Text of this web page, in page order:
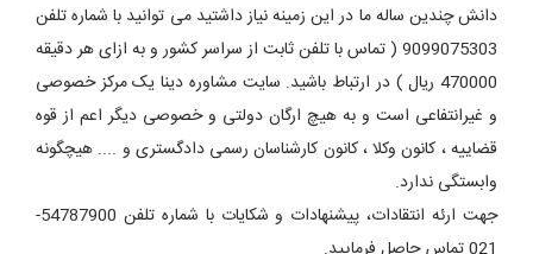
دانش چندین ساله ما در این زمینه نیاز داشتید می توانید با شماره تلفن
9099075303 ( تماس با تلفن ثابت از سراسر کشور و به ازای هر دقیقه
470000 ریال ) در ارتباط باشید. سایت مشاوره دینا یک مرکز خصوصی
و غیرانتفاعی است و به هیچ ارگان دولتی و خصوصی دیگر اعم از قوه
قضاییه ، کانون وکلا ، کانون کارشناسان رسمی دادگستری و .... هیچگونه
وابستگی ندارد.
جهت ارئه انتقادات، پیشنهادات و شکایات با شماره تلفن 54787900-